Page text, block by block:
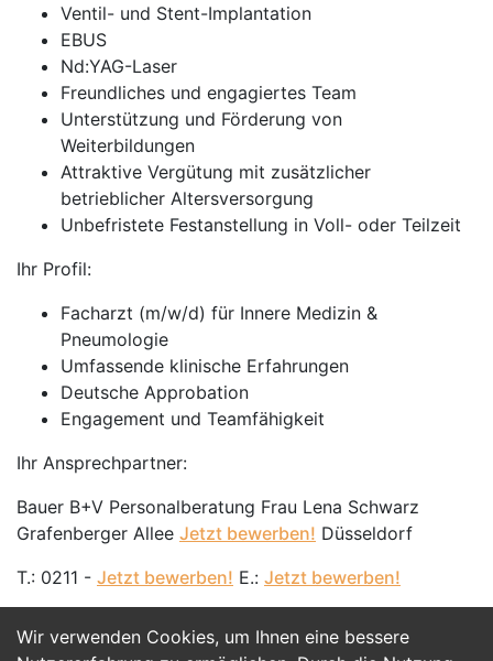
Wir verwenden Cookies, um Ihnen eine bessere
Ventil- und Stent-Implantation
EBUS
Nd:YAG-Laser
Freundliches und engagiertes Team
Unterstützung und Förderung von
Weiterbildungen
Attraktive Vergütung mit zusätzlicher
betrieblicher Altersversorgung
Unbefristete Festanstellung in Voll- oder Teilzeit
Ihr Profil:
Facharzt (m/w/d) für Innere Medizin &
Pneumologie
Umfassende klinische Erfahrungen
Deutsche Approbation
Engagement und Teamfähigkeit
Ihr Ansprechpartner:
Bauer B+V Personalberatung Frau Lena Schwarz
Grafenberger Allee Jetzt bewerben! Düsseldorf
T.: 0211 - Jetzt bewerben! E.: Jetzt bewerben!